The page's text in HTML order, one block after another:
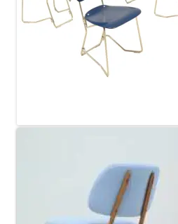
Aluflex stoelen van Armin Wirth.